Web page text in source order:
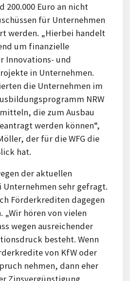
200.000 Euro an nicht
für Unternehmen
werden. „Hierbei handelt
um finanzielle
Innovations- und
in Unternehmen.
die Unternehmen im
NRW
die zum Ausbau
werden können“,
der für die WFG die
hat.
der aktuellen
Unternehmen sehr gefragt.
Förderkrediten dagegen
„Wir hören von vielen
wegen ausreichender
besteht. Wenn
von KfW oder
nehmen, dann eher
Zinsvergünstigung,